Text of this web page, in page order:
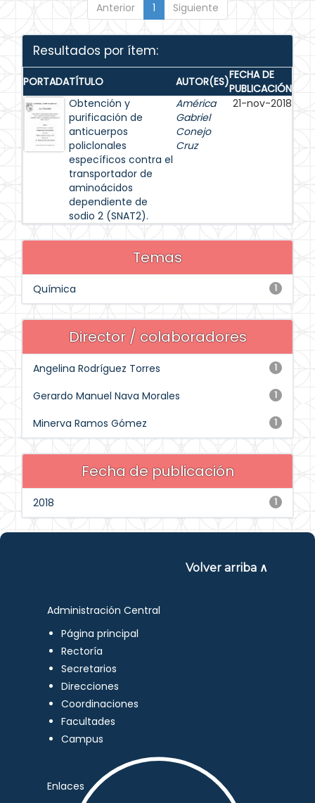
Anterior 1 Siguiente
Resultados por ítem:
PORTADATÍTULO AUTOR(ES)FECHA DE
PUBLICACIÓN
Obtención y
purificación de
anticuerpos
policlonales
específicos contra el
transportador de
aminoácidos
dependiente de
sodio 2 (SNAT2).
América
Gabriel
Conejo
Cruz
21-nov-2018
Temas
1
Química
Director / colaboradores
1
Angelina Rodríguez Torres
1
Gerardo Manuel Nava Morales
1
Minerva Ramos Gómez
Fecha de publicación
1
2018
Volver arriba ∧
Administración Central
Página principal
Rectoría
Secretarios
Direcciones
Coordinaciones
Facultades
Campus
Enlaces